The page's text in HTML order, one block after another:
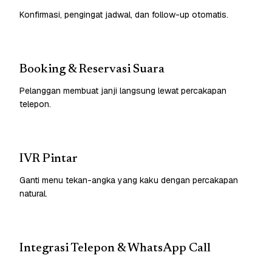
Konfirmasi, pengingat jadwal, dan follow-up otomatis.
Booking & Reservasi Suara
Pelanggan membuat janji langsung lewat percakapan
telepon.
IVR Pintar
Ganti menu tekan-angka yang kaku dengan percakapan
natural.
Integrasi Telepon & WhatsApp Call